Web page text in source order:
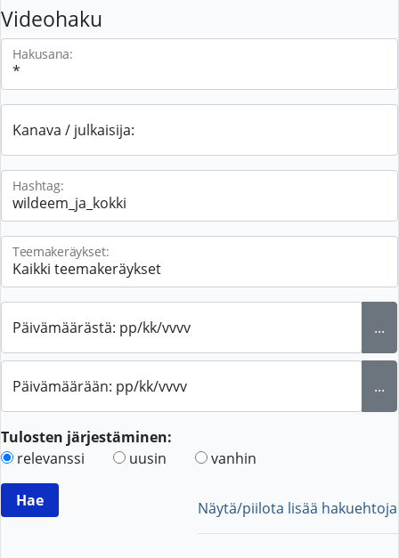
Videohaku
Hakusana:
Kanava / julkaisija:
Hashtag:
Teemakeräykset:
Päivämäärästä: pp/kk/vvvv ...
Päivämäärään: pp/kk/vvvv ...
Tulosten järjestäminen:
relevanssi
uusin vanhin
Näytä/piilota lisää hakuehtoja